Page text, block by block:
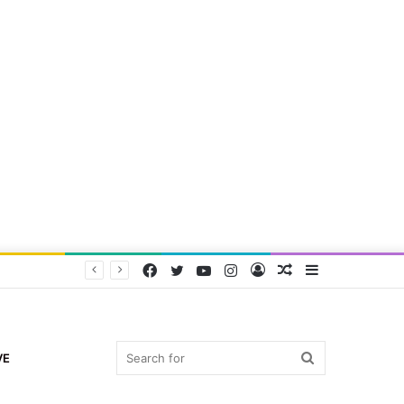
Random
Log
Instagram
YouTube
Twitter
Facebook